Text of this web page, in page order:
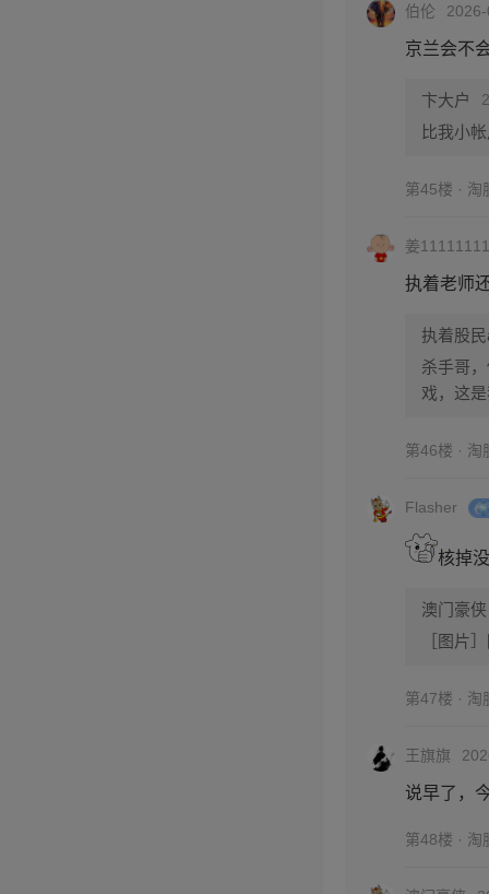
伯伦
京兰会不
卞大户
比我小
第45楼 · 淘
姜11111111
执着老师
执着股
杀手哥
戏，这
第46楼 · 淘
Flasher
核掉
澳门豪侠
第47楼 · 淘
王旗旗
说早了，
第48楼 · 淘